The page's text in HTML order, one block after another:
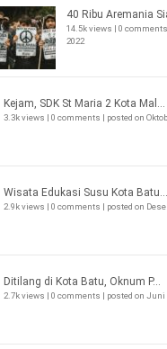
40 Ribu Aremania
14.5k views | 0 comments
2022
Kejam, SDK St Maria 2 Kota Mal...
3.3k views | 0 comments | posted on
Wisata Edukasi Susu Kota Batu...
2.9k views | 0 comments | posted on
Ditilang di Kota Batu, Oknum P...
2.7k views | 0 comments | posted on Juni